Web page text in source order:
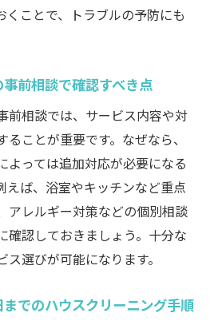
ングで選べる特殊対応や追
境配慮型ハウスクリーニン
ングのサービス内容を比較
グの平均費用とその内訳を解
ングの費用相場を知って賢
ング料金の内訳と確認ポイ
くことで、トラブルの予防にも
前相談で確認すべき点
前相談では、サービス内容や対
ことが重要です。なぜなら、
よっては追加対応が必要になる
えば、浴室やキッチンなど重点
アレルギー対策などの個別相談
確認しておきましょう。十分な
選びが可能になります。
でのハウスクリーニング手順